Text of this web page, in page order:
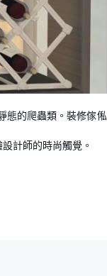
態的爬蟲類。裝修傢俬
計師的時尚觸覺。